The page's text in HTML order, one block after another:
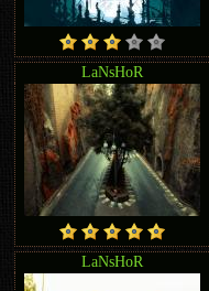
LaNsHoR
LaNsHoR